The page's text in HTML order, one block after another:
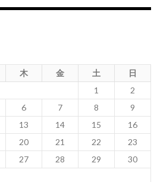
木 金 土
日
1
2
6 7 8
9
13 14 15
16
20 21 22
23
27 28 29
30